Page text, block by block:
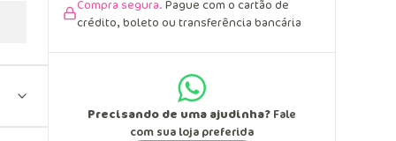
Compra segura. Pague com o cartão de
crédito, boleto ou transferência bancária
Precisando de uma ajudinha? Fale
com sua loja preferida